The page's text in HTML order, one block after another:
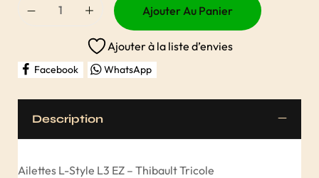
Ajouter Au Panier
Ajouter à la liste d’envies
Facebook WhatsApp
Description
Ailettes L-Style L3 EZ – Thibault Tricole